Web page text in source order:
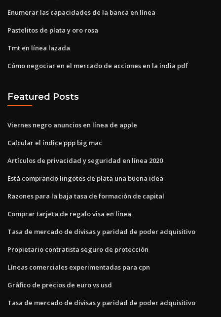
Enumerar las capacidades de la banca en línea
Pastelitos de plata y oro rosa
Tmt en línea lazada
Cómo negociar en el mercado de acciones en la india pdf
Featured Posts
Viernes negro anuncios en línea de apple
Calcular el índice ppp big mac
Artículos de privacidad y seguridad en línea 2020
Está comprando lingotes de plata una buena idea
Razones para la baja tasa de formación de capital
Comprar tarjeta de regalo visa en línea
Tasa de mercado de divisas y paridad de poder adquisitivo
Propietario contratista seguro de protección
Líneas comerciales experimentadas para cpn
Gráfico de precios de euro vs usd
Tasa de mercado de divisas y paridad de poder adquisitivo